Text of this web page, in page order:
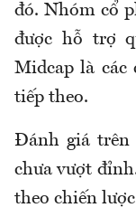
đó. Nhóm cổ
được hỗ trợ
Midcap là các
tiếp theo.
Đánh giá trên
chưa vượt
theo chiến